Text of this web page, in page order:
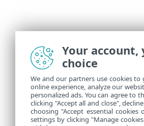
Your account,
choice
We and our partners use cookies
online experience, analyze our
personalized ads. You can agree to
clicking "Accept all and close",
choosing "Accept essential
settings by clicking "Manage